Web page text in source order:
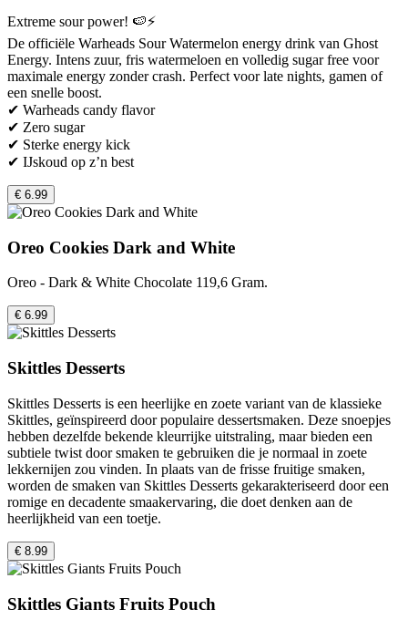
Extreme sour power! 🍉⚡
De officiële Warheads Sour Watermelon energy drink van Ghost
Energy. Intens zuur, fris watermeloen en volledig sugar free voor
maximale energy zonder crash. Perfect voor late nights, gamen of
een snelle boost.
✔ Warheads candy flavor
✔ Zero sugar
✔ Sterke energy kick
✔ IJskoud op z’n best
€ 6.99
Oreo Cookies Dark and White
Oreo - Dark & White Chocolate 119,6 Gram.
€ 6.99
Skittles Desserts
Skittles Desserts is een heerlijke en zoete variant van de klassieke
Skittles, geïnspireerd door populaire dessertsmaken. Deze snoepjes
hebben dezelfde bekende kleurrijke uitstraling, maar bieden een
subtiele twist door smaken te gebruiken die je normaal in zoete
lekkernijen zou vinden. In plaats van de frisse fruitige smaken,
worden de smaken van Skittles Desserts gekarakteriseerd door een
romige en decadente smaakervaring, die doet denken aan de
heerlijkheid van een toetje.
€ 8.99
Skittles Giants Fruits Pouch